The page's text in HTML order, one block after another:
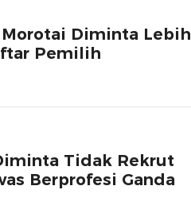
Diminta Lebih
Pemilih
Tidak Rekrut
Berprofesi Ganda